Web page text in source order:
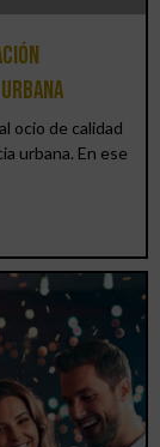
ocio de calidad
urbana. En ese